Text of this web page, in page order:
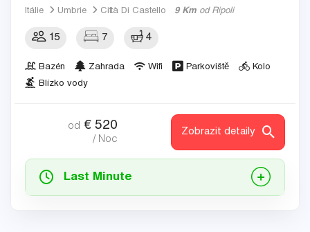
Itálie Umbrie Città Di Castello 9 Km od Ripoli
15 7 4
Bazén Zahrada Wifi Parkoviště
Kolo
Blízko vody
od € 520
/ Noc
Zobrazit detaily
Last Minute